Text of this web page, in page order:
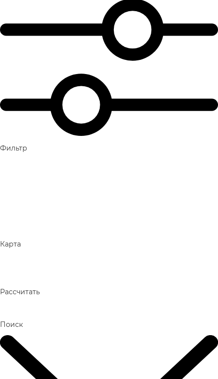
Фильтр
Карта
Рассчитать
Поиск